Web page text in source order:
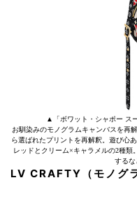
▲「ボワット・シャポー ス
お馴染みのモノグラムキャンバスを再
ら選ばれたプリントを再解釈。遊び心
レッドとクリーム×キャラメルの2種類
するな
LV CRAFTY（モノグ